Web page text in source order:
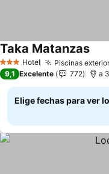
3 Estrellas
Hotel Piscinas
Taka Matanzas
9,1 Excelente 772 a
Elige fechas para ver